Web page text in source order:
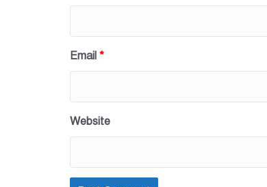
Email *
Website